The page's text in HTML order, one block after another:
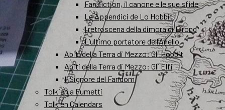
Fan fiction, il canone e le sue sfide
Le Appendici de Lo Hobbit
I retroscena della dimora di Elrond
L’ultimo portatore dell’Anello
Abiti della Terra di Mezzo: Gli Hobbit
Abiti della Terra di Mezzo: Gli Elfi
Il Signore del Fandom
Tolkien a Fumetti
Tolkien Calendars